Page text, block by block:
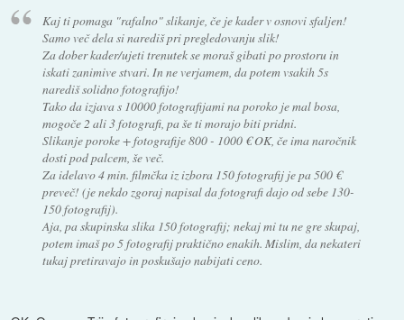
Kaj ti pomaga "rafalno" slikanje, če je kader v osnovi sfaljen!
Samo več dela si narediš pri pregledovanju slik!
Za dober kader/ujeti trenutek se moraš gibati po prostoru in
iskati zanimive stvari. In ne verjamem, da potem vsakih 5s
narediš solidno fotografijo!
Tako da izjava s 10000 fotografijami na poroko je mal bosa,
mogoče 2 ali 3 fotografi, pa še ti morajo biti pridni.
Slikanje poroke + fotografije 800 - 1000 € OK, če ima naročnik
dosti pod palcem, še več.
Za idelavo 4 min. filmčka iz izbora 150 fotografij je pa 500 €
preveč! (je nekdo zgoraj napisal da fotografi dajo od sebe 130-
150 fotografij).
Aja, pa skupinska slika 150 fotografij; nekaj mi tu ne gre skupaj,
potem imaš po 5 fotografij praktično enakih. Mislim, da nekateri
tukaj pretiravajo in poskušajo nabijati ceno.